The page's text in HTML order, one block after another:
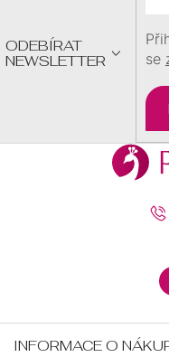
ODEBÍRAT
NEWSLETTER
se
INFORMACE O